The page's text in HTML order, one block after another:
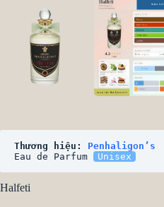
Thương hiệu: Penhaligon’s
Eau de Parfum
Unisex
Halfeti